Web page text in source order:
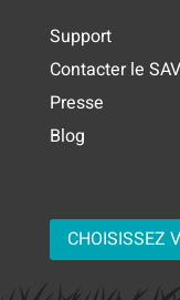
Support
Contacter le SAV
Presse
Blog
CHOISISSEZ